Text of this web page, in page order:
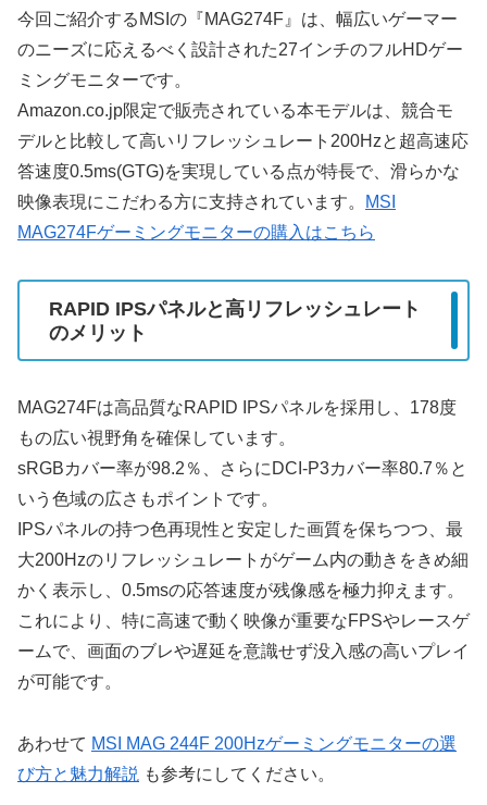
今回ご紹介するMSIの『MAG274F』は、幅広いゲーマー
のニーズに応えるべく設計された27インチのフルHDゲー
ミングモニターです。
Amazon.co.jp限定で販売されている本モデルは、競合モ
デルと比較して高いリフレッシュレート200Hzと超高速応
答速度0.5ms(GTG)を実現している点が特長で、滑らかな
映像表現にこだわる方に支持されています。
MSI
MAG274Fゲーミングモニターの購入はこちら
RAPID IPSパネルと高リフレッシュレート
のメリット
MAG274Fは高品質なRAPID IPSパネルを採用し、178度
もの広い視野角を確保しています。
sRGBカバー率が98.2％、さらにDCI-P3カバー率80.7％と
いう色域の広さもポイントです。
IPSパネルの持つ色再現性と安定した画質を保ちつつ、最
大200Hzのリフレッシュレートがゲーム内の動きをきめ細
かく表示し、0.5msの応答速度が残像感を極力抑えます。
これにより、特に高速で動く映像が重要なFPSやレースゲ
ームで、画面のブレや遅延を意識せず没入感の高いプレイ
が可能です。
あわせて MSI MAG 244F 200Hzゲーミングモニターの選
び方と魅力解説 も参考にしてください。